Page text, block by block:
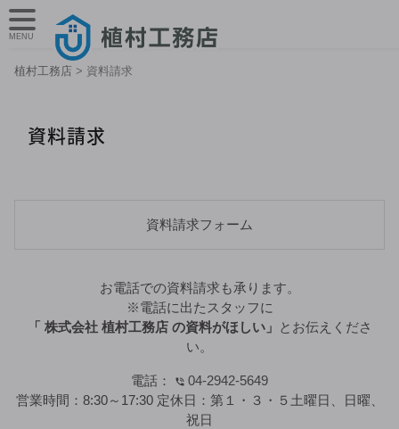
植村工務店 > 資料請求
資料請求
資料請求フォーム
お電話での資料請求も承ります。
※電話に出たスタッフに
「 株式会社 植村工務店 の資料がほしい」 とお伝えくださ
い。
電話：
04-2942-5649
営業時間： 8:30～17:30 定休日： 第１・３・５土曜日、日曜、
祝日
MENU